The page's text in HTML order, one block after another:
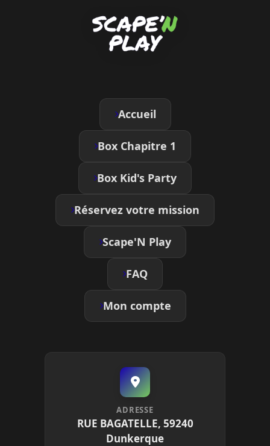
Accueil
Box Chapitre 1
Box Kid's Party
Réservez votre mission
Scape'N Play
FAQ
Mon compte
ADRESSE
RUE BAGATELLE, 59240
Dunkerque